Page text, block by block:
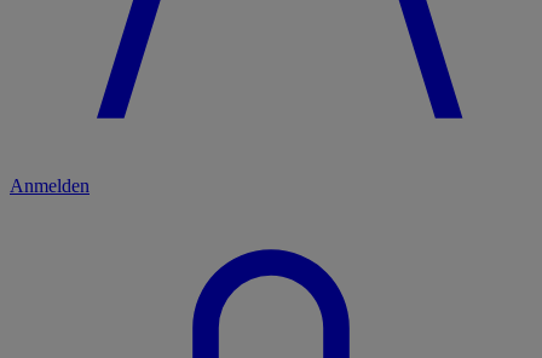
Anmelden